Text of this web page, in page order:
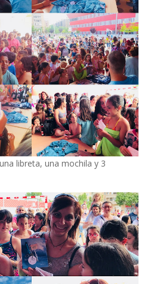
libreta, una mochila y 3